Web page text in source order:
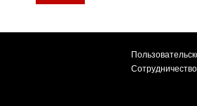
Сотрудничество